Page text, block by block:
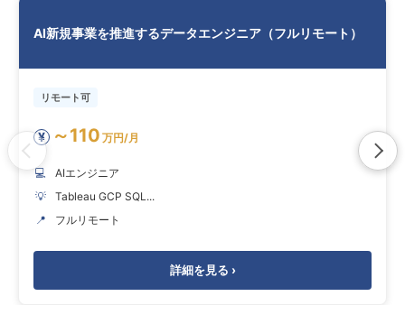
AI新規事業を推進するデータエンジニア（フルリモート）
リモート可
¥ ～110 万円/月
💻
AIエンジニア
💡
Tableau GCP SQL...
📍
フルリモート
詳細を見る ›